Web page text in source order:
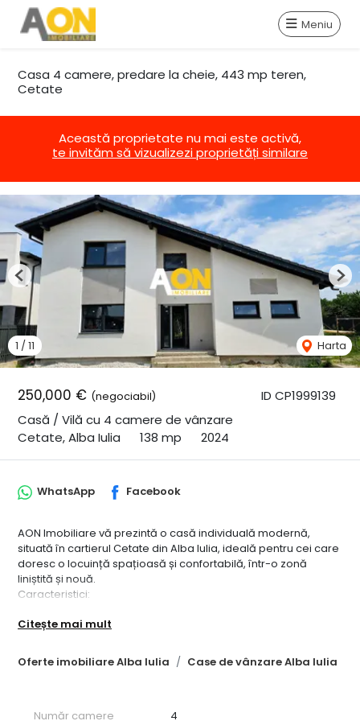
Meniu
Casa 4 camere, predare la cheie, 443 mp teren,
Cetate
Această proprietate nu mai este activă,
te invităm să vizualizezi proprietăți similare
ID CP1999139
250,000 € (negociabil)
Casă / Vilă cu 4 camere de vânzare
Cetate, Alba Iulia
138 mp 2024
1 / 11 Harta
Previous
Oferte imobiliare Alba Iulia Case de vânzare Alba Iulia
WhatsApp Facebook
AON Imobiliare vă prezintă o casă individuală modernă,
situată în cartierul Cetate din Alba Iulia, ideală pentru cei care
doresc o locuință spațioasă și confortabilă, într-o zonă
liniștită și nouă.
Caracteristici:
de înaltă calitate, și va fi gata de mutat imediat după
• Suprafață generoasă: Cu o suprafață utilă de 138 mp și o
suprafață construită desfășurată de 195 mp, casa oferă
mp, perfectă pentru relaxare în aer liber sau pentru
Citește mai mult
Număr camere 4